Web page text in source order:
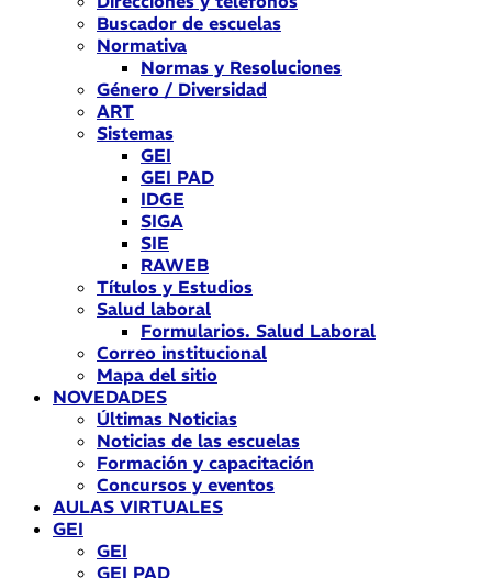
Buscador de escuelas
Normativa
Normas y Resoluciones
Género / Diversidad
ART
Sistemas
GEI
GEI PAD
IDGE
SIGA
SIE
RAWEB
Títulos y Estudios
Salud laboral
Formularios. Salud Laboral
Correo institucional
Mapa del sitio
NOVEDADES
Últimas Noticias
Noticias de las escuelas
Formación y capacitación
Concursos y eventos
AULAS VIRTUALES
GEI
GEI
GEI PAD